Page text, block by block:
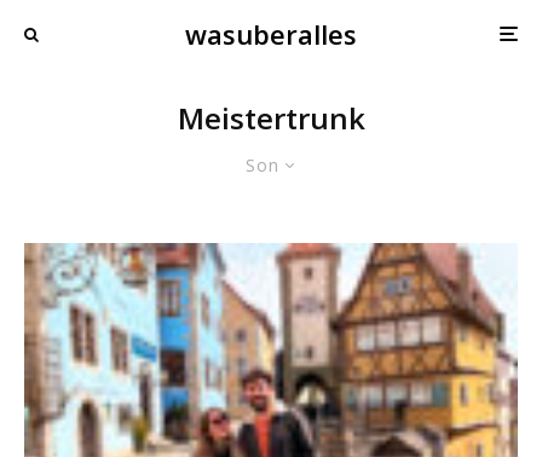
wasuberalles
Meistertrunk
Son